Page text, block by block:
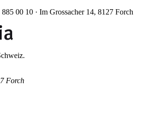
00 10 · Im Grossacher 14, 8127 Forch
Forch